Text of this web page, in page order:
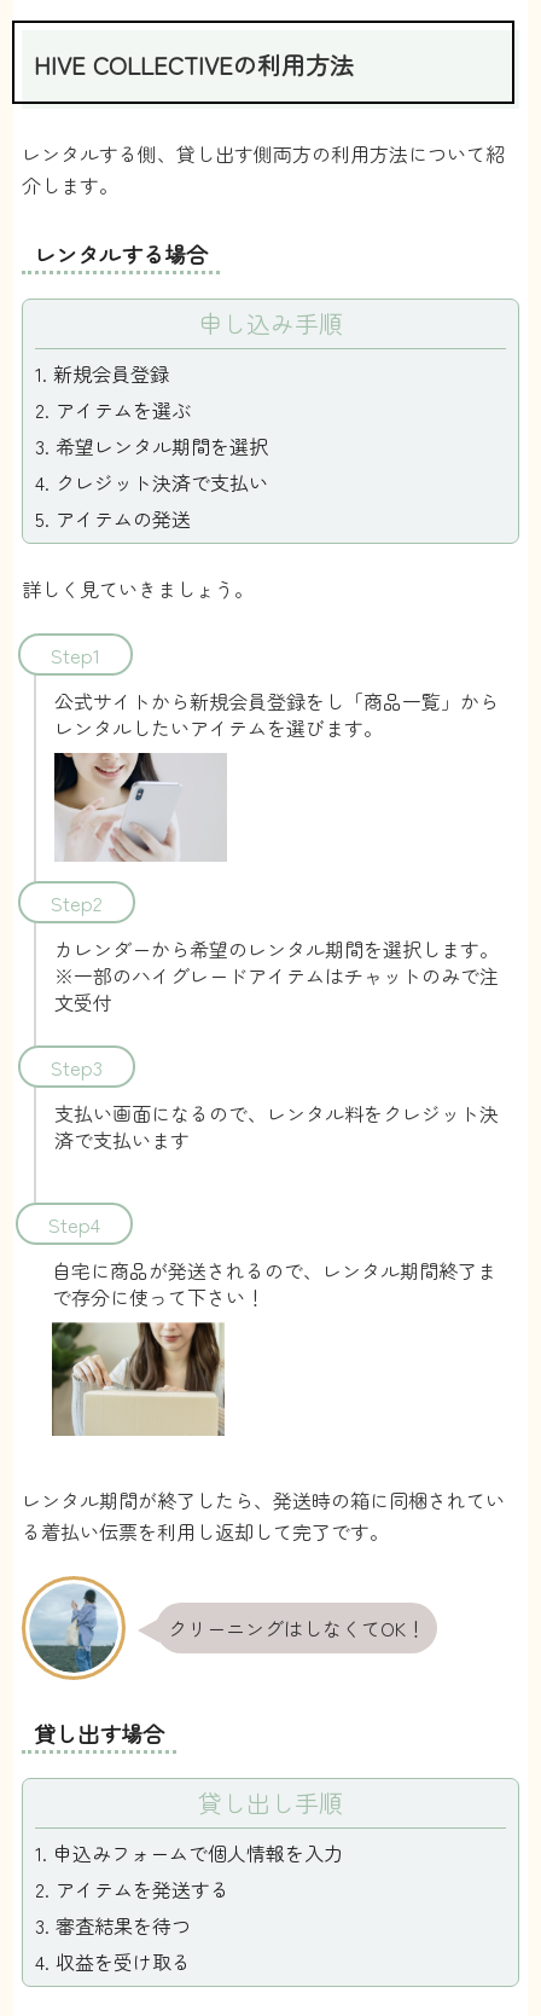
HIVE COLLECTIVEの利用方法
レンタルする側、貸し出す側両方の利用方法について紹
介します。
レンタルする場合
申し込み手順
新規会員登録
アイテムを選ぶ
希望レンタル期間を選択
クレジット決済で支払い
アイテムの発送
詳しく見ていきましょう。
Step1
公式サイトから新規会員登録をし「商品一覧」から
レンタルしたいアイテムを選びます。
Step2
カレンダーから希望のレンタル期間を選択します。
※一部のハイグレードアイテムはチャットのみで注
文受付
Step3
支払い画面になるので、レンタル料をクレジット決
済で支払います
Step4
自宅に商品が発送されるので、レンタル期間終了ま
で存分に使って下さい！
レンタル期間が終了したら、発送時の箱に同梱されてい
る着払い伝票を利用し返却して完了です。
クリーニングはしなくてOK！
貸し出す場合
貸し出し手順
申込みフォームで個人情報を入力
アイテムを発送する
審査結果を待つ
収益を受け取る